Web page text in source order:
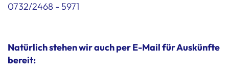
0732/2468 - 5971
Natürlich stehen wir auch per E-Mail für Auskünfte
bereit: